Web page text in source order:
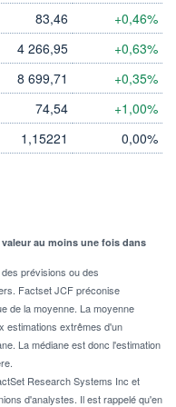
83,46 +0,46%
4 266,95 +0,63%
8 699,71 +0,35%
74,54 +1,00%
1,15221 0,00%
au moins une fois dans
prévisions ou des
Factset JCF préconise
de la moyenne. La moyenne
estimations extrêmes d'un
La médiane est donc l'estimation
Research Systems Inc et
d'analystes. Il est rappelé qu'en